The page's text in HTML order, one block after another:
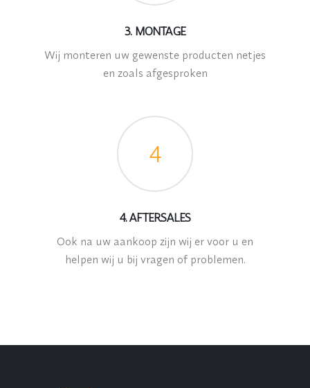
3. MONTAGE
Wij monteren uw gewenste producten netjes
en zoals afgesproken
4
4. AFTERSALES
Ook na uw aankoop zijn wij er voor u en
helpen wij u bij vragen of problemen.